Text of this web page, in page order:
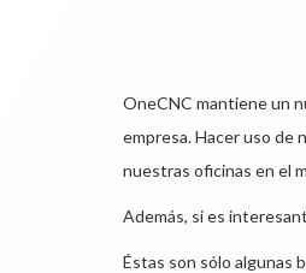
OneCNC mantiene un
empresa. Hacer uso de
nuestras oficinas en el
Además, si es
Éstas son sólo algunas